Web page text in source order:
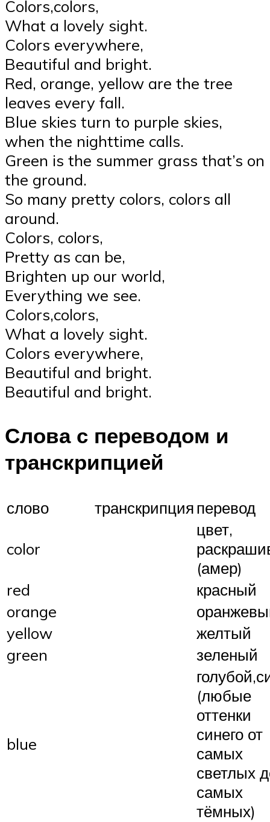
Colors,colors,
What a lovely sight.
Colors everywhere,
Beautiful and bright.
Red, orange, yellow are the tree
leaves every fall.
Blue skies turn to purple skies,
when the nighttime calls.
Green is the summer grass that’s on
the ground.
So many pretty colors, colors all
around.
Colors, colors,
Pretty as can be,
Brighten up our world,
Everything we see.
Colors,colors,
What a lovely sight.
Colors everywhere,
Beautiful and bright.
Beautiful and bright.
Слова с переводом и
транскрипцией
слово транскрипцияперевод
color
цвет,
(амер)
red
красный
orange
yellow
желтый
green
зеленый
blue
(любые
оттенки
синего от
самых
светлых
самых
тёмных)